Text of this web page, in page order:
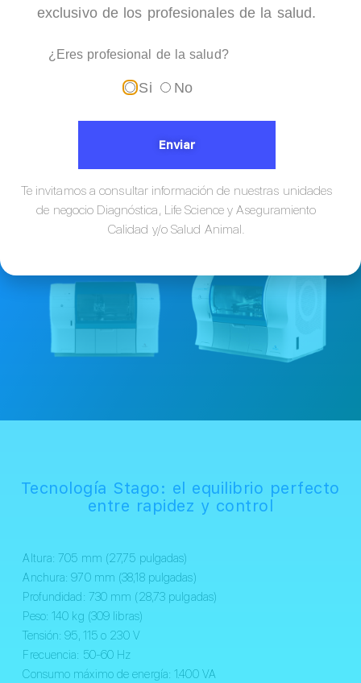
Rendimiento confiable para un
laboratorio más eficiente
Tecnología Stago: el equilibrio perfecto
entre rapidez y control
Altura: 705 mm (27,75 pulgadas)
Anchura: 970 mm (38,18 pulgadas)
Profundidad: 730 mm (28,73 pulgadas)
Peso: 140 kg (309 libras)
Tensión: 95, 115 o 230 V
Frecuencia: 50-60 Hz
Consumo máximo de energía: 1.400 VA
exclusivo de los profesionales de la salud.
¿Eres profesional de la salud?
Si No
Enviar
Te invitamos a consultar información de nuestras unidades
de negocio Diagnóstica, Life Science y Aseguramiento
Calidad y/o Salud Animal.